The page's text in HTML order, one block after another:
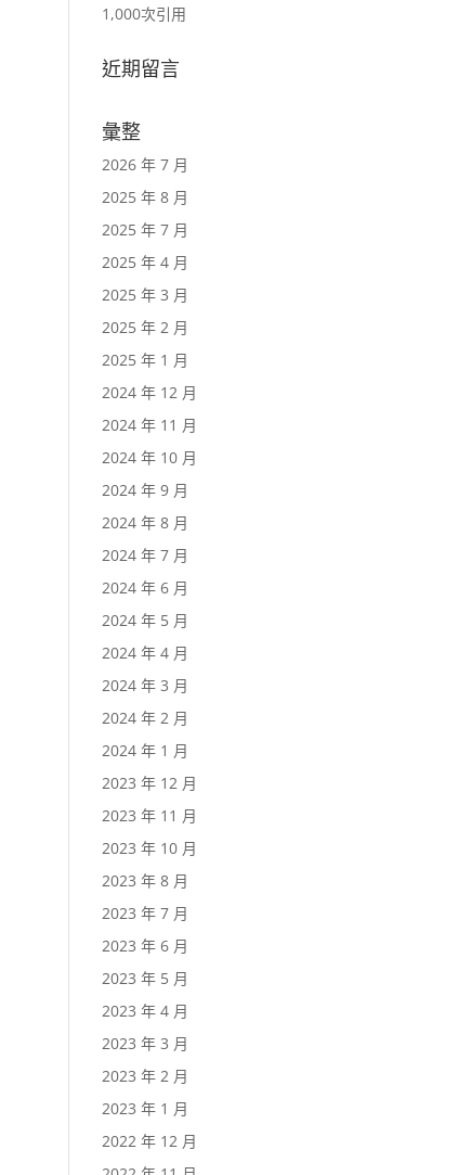
1,000次引用
近期留言
彙整
2026 年 7 月
2025 年 8 月
2025 年 7 月
2025 年 4 月
2025 年 3 月
2025 年 2 月
2025 年 1 月
2024 年 12 月
2024 年 11 月
2024 年 10 月
2024 年 9 月
2024 年 8 月
2024 年 7 月
2024 年 6 月
2024 年 5 月
2024 年 4 月
2024 年 3 月
2024 年 2 月
2024 年 1 月
2023 年 12 月
2023 年 11 月
2023 年 10 月
2023 年 8 月
2023 年 7 月
2023 年 6 月
2023 年 5 月
2023 年 4 月
2023 年 3 月
2023 年 2 月
2023 年 1 月
2022 年 12 月